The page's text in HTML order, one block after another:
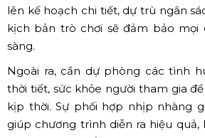
lên kế hoạch chi tiết, dự trù ngân
kịch bản trò chơi sẽ đảm bảo mọi
sàng.
Ngoài ra, cần dự phòng các tình
thời tiết, sức khỏe người tham gia
kịp thời. Sự phối hợp nhịp nhàng
giúp chương trình diễn ra hiệu quả,